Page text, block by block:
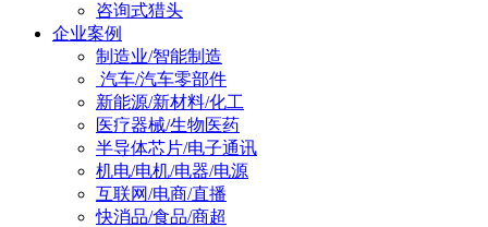
咨询式猎头
企业案例
制造业/智能制造
汽车/汽车零部件
新能源/新材料/化工
医疗器械/生物医药
半导体芯片/电子通讯
机电/电机/电器/电源
互联网/电商/直播
快消品/食品/商超